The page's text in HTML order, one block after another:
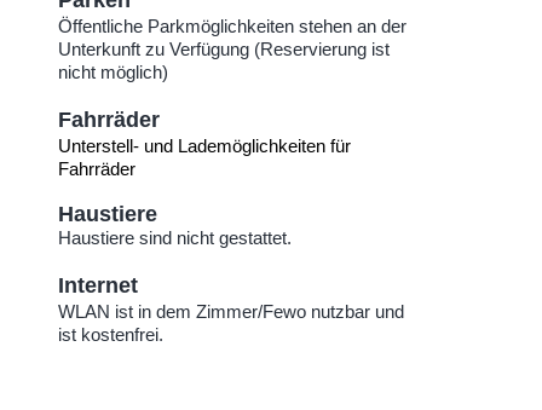
Öffentliche Parkmöglichkeiten stehen an der
Unterkunft zu Verfügung (Reservierung ist
nicht möglich)
Fahrräder
Unterstell- und Lademöglichkeiten für
Fahrräder
Haustiere
Haustiere sind nicht gestattet.
Internet
WLAN ist in dem Zimmer/Fewo nutzbar und
ist kostenfrei.